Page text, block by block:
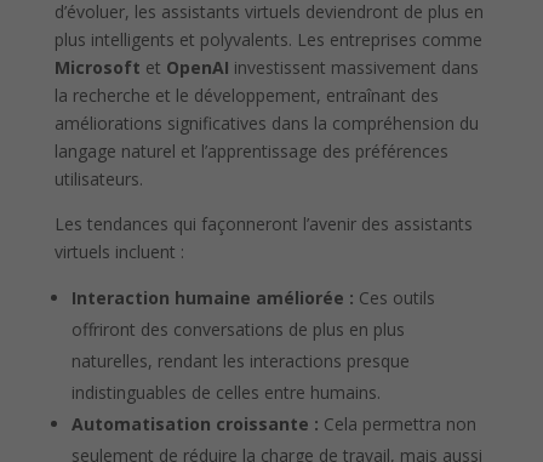
d’évoluer, les assistants virtuels deviendront de plus en
plus intelligents et polyvalents. Les entreprises comme
Microsoft et OpenAI investissent massivement dans
la recherche et le développement, entraînant des
améliorations significatives dans la compréhension du
langage naturel et l’apprentissage des préférences
utilisateurs.
Les tendances qui façonneront l’avenir des assistants
virtuels incluent :
Interaction humaine améliorée : Ces outils
offriront des conversations de plus en plus
naturelles, rendant les interactions presque
indistinguables de celles entre humains.
Automatisation croissante : Cela permettra non
seulement de réduire la charge de travail, mais aussi